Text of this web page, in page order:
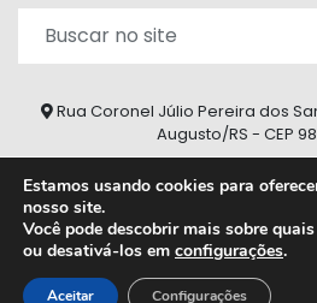
Rua Coronel Júlio Pereira dos
Augusto/RS - CEP
2026 © Todos os direitos
Estamos usando cookies para
nosso site.
Você pode descobrir mais sobre
ou desativá-los em configurações.
Aceitar Configurações